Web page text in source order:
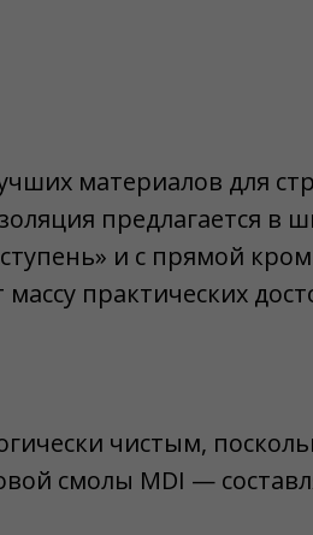
материалов для
предлагается в
и с прямой
практических
чистым,
смолы MDI —